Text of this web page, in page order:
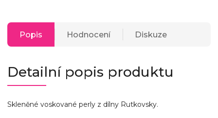
Popis Hodnocení Diskuze
Detailní popis produktu
Skleněné voskované perly z dílny Rutkovsky.